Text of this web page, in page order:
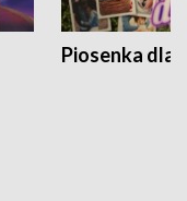
Piosenka dla